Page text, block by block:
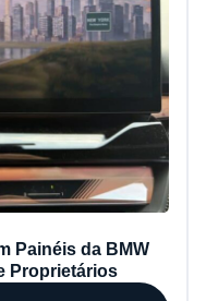
Painéis da BMW
Proprietários